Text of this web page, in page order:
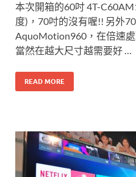
本次開箱的60吋 4T-
度)，70吋的沒有喔!! 另外
AquoMotion960，在倍速
當然在越大尺寸越需要好 …
READ MORE